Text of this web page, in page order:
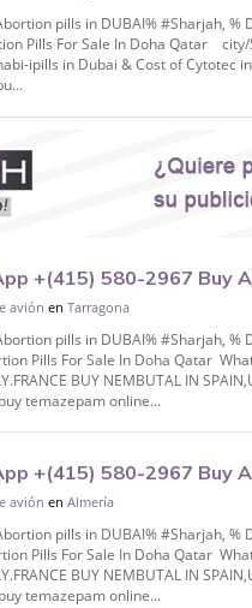
pills in DUBAI% #Sharjah, %
Pills For Sale In Doha Qatar
ipills in Dubai & Cost of
+(415) 580-2967 Buy
Dhabi, @RUSSIAN,
avión enTarragona
pills in DUBAI% #Sharjah, %
Pills For Sale In Doha Qatar
BUY NEMBUTAL IN
temazepam online...
+(415) 580-2967 Buy
Dhabi, @RUSSIAN,
avión enAlmería
pills in DUBAI% #Sharjah, %
Pills For Sale In Doha Qatar
BUY NEMBUTAL IN
temazepam online...